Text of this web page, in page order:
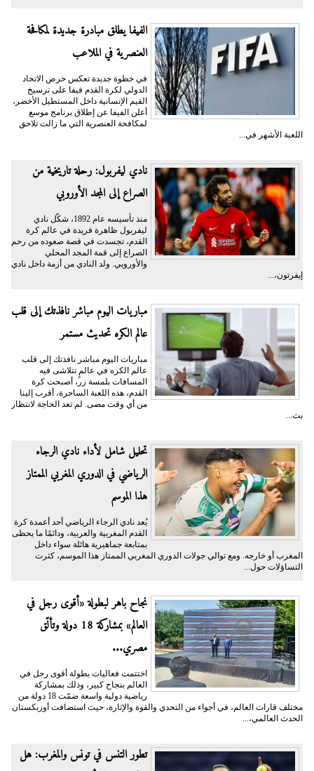
الفيفا يطلق مبادرة جديدة لمكافحة
العنصرية في الملاعب
في خطوة جديدة تعكس حرص الاتحاد
الدولي لكرة القدم فيفا على ترسيخ
القيم الإنسانية داخل المستطيل الأخضر،
أعلن الفيفا عن إطلاق برنامج موسع
لمكافحة العنصرية التي ما زالت تلاحق
اللعبة الأشهر في...
نادي ليفربول: رحلة تاريخية من
الصراع إلى المجد الأوروبي
منذ تأسيسه عام 1892، شكّل نادي
ليفربول ظاهرة فريدة في عالم كرة
القدم، تجسدت في قصة صعوده من رحم
الصراع إلى قمة المجد المحلي
والأوروبي. ولد النادي من أزمة داخل نادي
إيفرتون،...
مباريات اليوم مباشر نافذتك إلى قلب
عالم الكره تحديث مستمر
مباريات اليوم مباشر نافذتك إلى قلب
عالم الكره في عالمٍ تتلاشى فيه
المسافات بلمسة زر، أصبحت كرة
القدم، هذه اللعبة الساحرة، أقرب إلينا
من أي وقت مضى. لم تعد الحاجة لانتظار
بث...
تحليل شامل لأداء نادي الرجاء
الرياضي في الدوري المغربي الممتاز
هذا الموسم
يُعد نادي الرجاء الرياضي أحد أعمدة كرة
القدم المغربية والعربية، ودائمًا ما يحظى
بمتابعة جماهيرية هائلة سواء داخل
المغرب أو خارجه. ومع توالي جولات الدوري المغربي الممتاز هذا الموسم، كثرت
التساؤلات حول...
نجاح باهر لبطولة «أقوى رجل في
العالم» بمشاركة 18 دولة وتألّق
مصري...
اختتمت فعاليات بطولة أقوى رجل في
العالم بنجاح كبير، وذلك بمشاركة
رياضية دولية واسعة ضمّت 18 دولة من
مختلف قارات العالم، في أجواء من التحدي والقوة والإثارة، حيث استضافت أوزبكستان
الحدث العالمي،...
تطور التنس في تونس والمغرب: هل